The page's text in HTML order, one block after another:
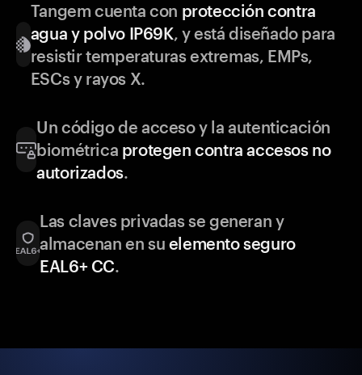
Tangem cuenta con protección contra
agua y polvo IP69K, y está diseñado para
resistir temperaturas extremas, EMPs,
ESCs y rayos X.
Un código de acceso y la autenticación
biométrica protegen contra accesos no
autorizados.
Las claves privadas se generan y
almacenan en su elemento seguro
EAL6+ CC.